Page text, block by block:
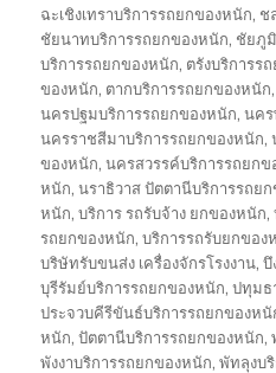
ฉะเชิงเทราบริการรถยกของหนัก, ช
ชัยนาทบริการรถยกของหนัก, ชัยภู
บริการรถยกของหนัก, ตรังบริการร
ของหนัก, ตากบริการรถยกของหนัก
นครปฐมบริการรถยกของหนัก,นค
นครราชสีมาบริการรถยกของหนัก,
ของหนัก,นครสวรรค์บริการรถยกข
หนัก,นราธิวาส ปัตตานีบริการรถย
หนัก,บริการ รถรับจ้าง ยกของหนัก,
รถยกของหนัก,บริการรถรับยกของ
บริษัทรับขนส่ง เครื่องจักรโรงงาน,บึ
บุรีรัมย์บริการรถยกของหนัก,ปทุมธ
ประจวบคีรีขันธ์บริการรถยกของหนั
หนัก,ปัตตานีบริการรถยกของหนัก,
พังงาบริการรถยกของหนัก,พัทลุงบ